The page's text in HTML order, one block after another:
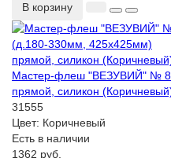
В корзину
Мастер-флеш "ВЕЗУВИЙ" № 8
прямой, силикон
31555
Цвет: Коричневый
Есть в наличии
1362 руб.